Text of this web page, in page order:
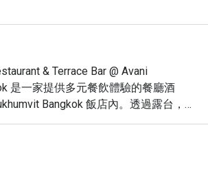
& Terrace Bar @ Avani
是一家提供多元餐飲體驗的餐廳酒
Bangkok 飯店內。透過露台，
城市景觀。
& Terrace Bar，您可以品嚐
精心調製的雞尾酒。無論是商務午
與朋友小酌，這裡都是您的理想之